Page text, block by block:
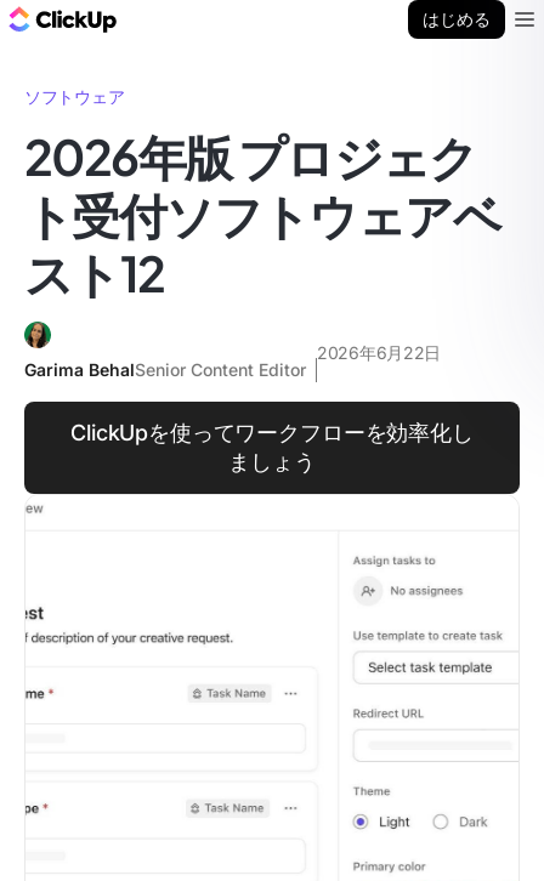
はじめる
ソフトウェア
2026年版 プロジェク
ト受付ソフトウェアベ
スト12
Garima BehalSenior Content Editor
2026年6月22日
ClickUpを使ってワークフローを効率化し
ましょう